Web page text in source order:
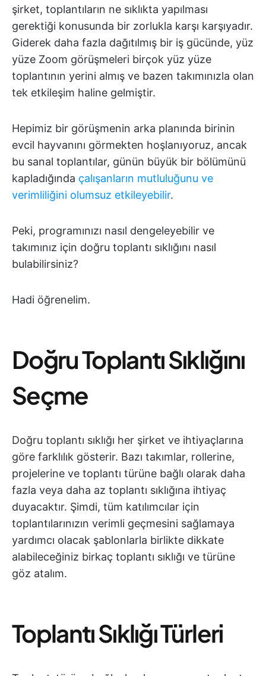
şirket, toplantıların ne sıklıkta yapılması
gerektiği konusunda bir zorlukla karşı karşıyadır.
Giderek daha fazla dağıtılmış bir iş gücünde, yüz
yüze Zoom görüşmeleri birçok yüz yüze
toplantının yerini almış ve bazen takımınızla olan
tek etkileşim haline gelmiştir.
Hepimiz bir görüşmenin arka planında birinin
evcil hayvanını görmekten hoşlanıyoruz, ancak
bu sanal toplantılar, günün büyük bir bölümünü
kapladığında çalışanların mutluluğunu ve
verimliliğini olumsuz etkileyebilir.
Peki, programınızı nasıl dengeleyebilir ve
takımınız için doğru toplantı sıklığını nasıl
bulabilirsiniz?
Hadi öğrenelim.
Doğru Toplantı Sıklığını
Seçme
Doğru toplantı sıklığı her şirket ve ihtiyaçlarına
göre farklılık gösterir. Bazı takımlar, rollerine,
projelerine ve toplantı türüne bağlı olarak daha
fazla veya daha az toplantı sıklığına ihtiyaç
duyacaktır. Şimdi, tüm katılımcılar için
toplantılarınızın verimli geçmesini sağlamaya
yardımcı olacak şablonlarla birlikte dikkate
alabileceğiniz birkaç toplantı sıklığı ve türüne
göz atalım.
Toplantı Sıklığı Türleri